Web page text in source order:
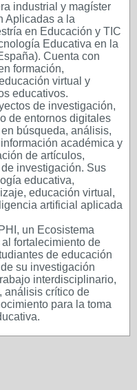
industrial y magíster
Aplicadas a la
en Educación y TIC
Educativa en la
Cuenta con
formación,
virtual y
educativos.
de investigación,
de entornos digitales
búsqueda, análisis,
académica y
de artículos,
investigación. Sus
educativa,
educación virtual,
artificial aplicada
un Ecosistema
fortalecimiento de
de educación
su investigación
interdisciplinario,
análisis crítico de
para la toma